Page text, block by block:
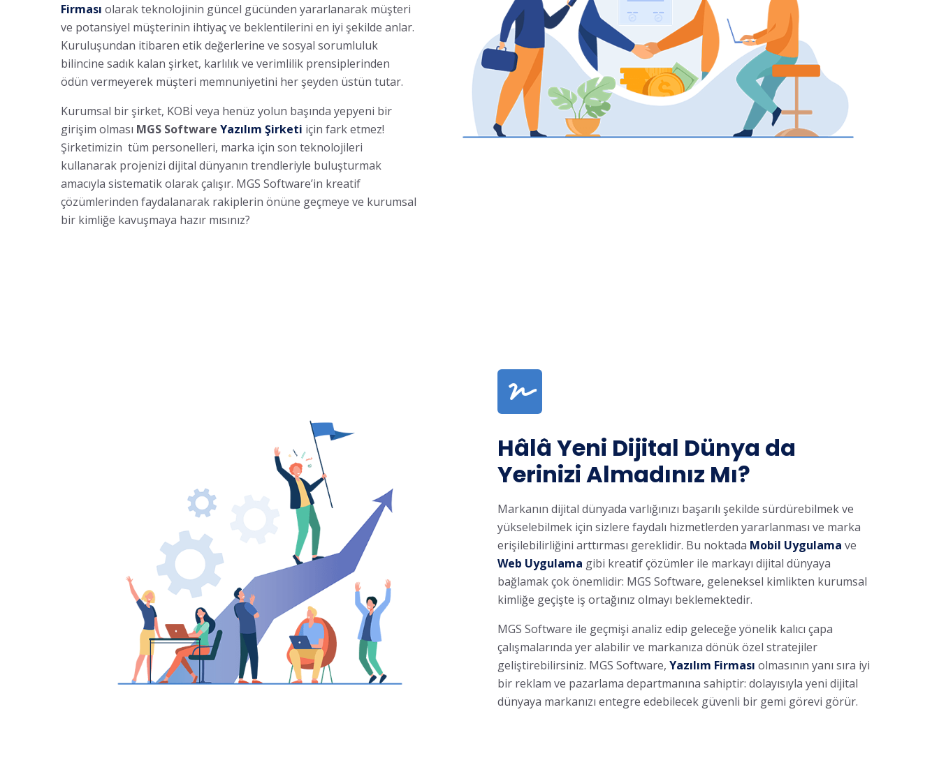
Firması olarak teknolojinin güncel gücünden yararlanarak müşteri
ve potansiyel müşterinin ihtiyaç ve beklentilerini en iyi şekilde anlar.
Kuruluşundan itibaren etik değerlerine ve sosyal sorumluluk
bilincine sadık kalan şirket, karlılık ve verimlilik prensiplerinden
ödün vermeyerek müşteri memnuniyetini her şeyden üstün tutar.
Kurumsal bir şirket, KOBİ veya henüz yolun başında yepyeni bir
girişim olması MGS Software Yazılım Şirketi için fark etmez!
Şirketimizin tüm personelleri, marka için son teknolojileri
kullanarak projenizi dijital dünyanın trendleriyle buluşturmak
amacıyla sistematik olarak çalışır. MGS Software’in kreatif
çözümlerinden faydalanarak rakiplerin önüne geçmeye ve kurumsal
bir kimliğe kavuşmaya hazır mısınız?
Hâlâ Yeni Dijital Dünya da
Yerinizi Almadınız Mı?
Markanın dijital dünyada varlığınızı başarılı şekilde sürdürebilmek ve
yükselebilmek için sizlere faydalı hizmetlerden yararlanması ve marka
erişilebilirliğini arttırması gereklidir. Bu noktada Mobil Uygulama ve
Web Uygulama gibi kreatif çözümler ile markayı dijital dünyaya
bağlamak çok önemlidir: MGS Software, geleneksel kimlikten kurumsal
kimliğe geçişte iş ortağınız olmayı beklemektedir.
MGS Software ile geçmişi analiz edip geleceğe yönelik kalıcı çapa
çalışmalarında yer alabilir ve markanıza dönük özel stratejiler
geliştirebilirsiniz. MGS Software, Yazılım Firması olmasının yanı sıra iyi
bir reklam ve pazarlama departmanına sahiptir: dolayısıyla yeni dijital
dünyaya markanızı entegre edebilecek güvenli bir gemi görevi görür.